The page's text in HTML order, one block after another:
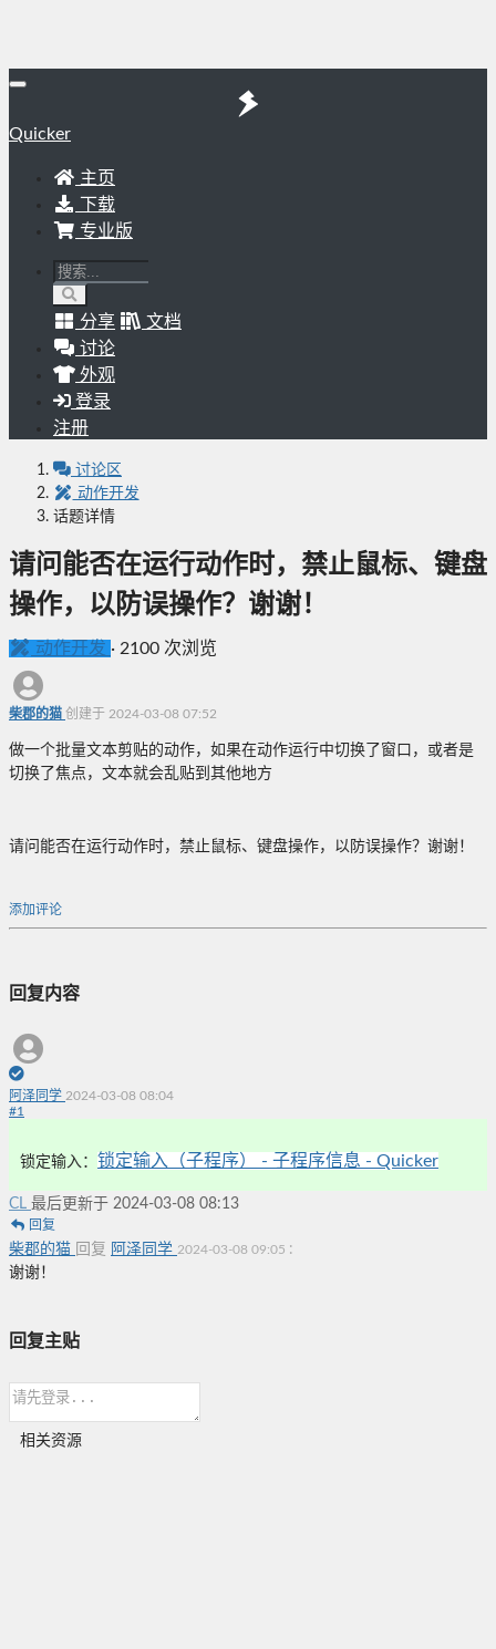
Quicker
主页
下载
专业版
分享
文档
讨论
外观
登录
注册
讨论区
动作开发
话题详情
请问能否在运行动作时，禁止鼠标、键盘
操作，以防误操作？谢谢！
动作开发 · 2100 次浏览
柴郡的猫 创建于 2024-03-08 07:52
做一个批量文本剪贴的动作，如果在动作运行中切换了窗口，或者是
切换了焦点，文本就会乱贴到其他地方
请问能否在运行动作时，禁止鼠标、键盘操作，以防误操作？谢谢！
添加评论
回复内容
阿泽同学 2024-03-08 08:04
#1
锁定输入： 锁定输入（子程序） - 子程序信息 - Quicker
CL 最后更新于 2024-03-08 08:13
回复
柴郡的猫 回复 阿泽同学 2024-03-08 09:05 :
谢谢！
回复主贴
相关资源